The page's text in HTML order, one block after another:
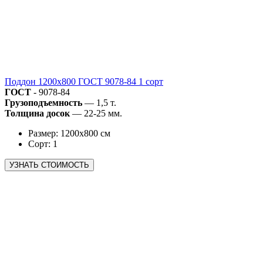
Поддон 1200х800 ГОСТ 9078-84 1 сорт
ГОСТ - 9078-84
Грузоподъемность — 1,5 т.
Толщина досок — 22-25 мм.
Размер: 1200х800 см
Сорт: 1